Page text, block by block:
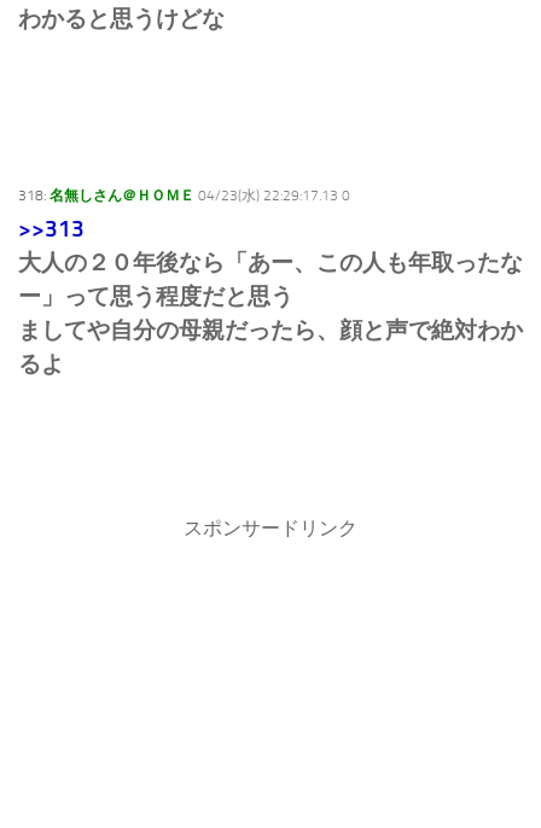
わかると思うけどな
318: 名無しさん＠ＨＯＭＥ 04/23(水) 22:29:17.13 0
>>313
大人の２０年後なら「あー、この人も年取ったな
ー」って思う程度だと思う
ましてや自分の母親だったら、顔と声で絶対わか
るよ
スポンサードリンク